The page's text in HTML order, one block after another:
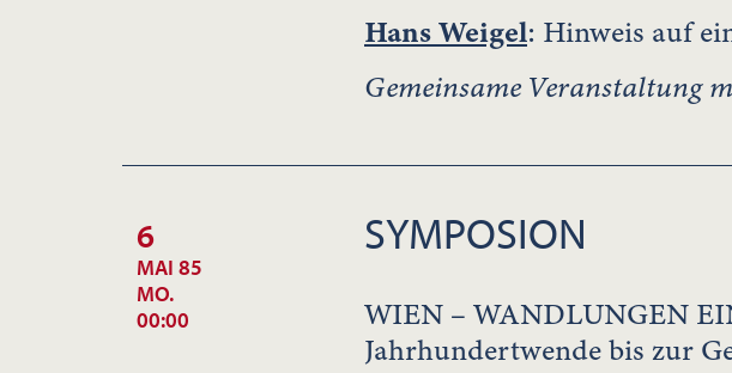
Hans Weigel: Hinweis auf
Gemeinsame Veranstaltung
6
MAI 85
MO.
00:00
SYMPOSION
WIEN – WANDLUNGEN
Jahrhundertwende bis zur